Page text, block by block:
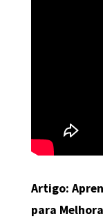
Artigo:
para